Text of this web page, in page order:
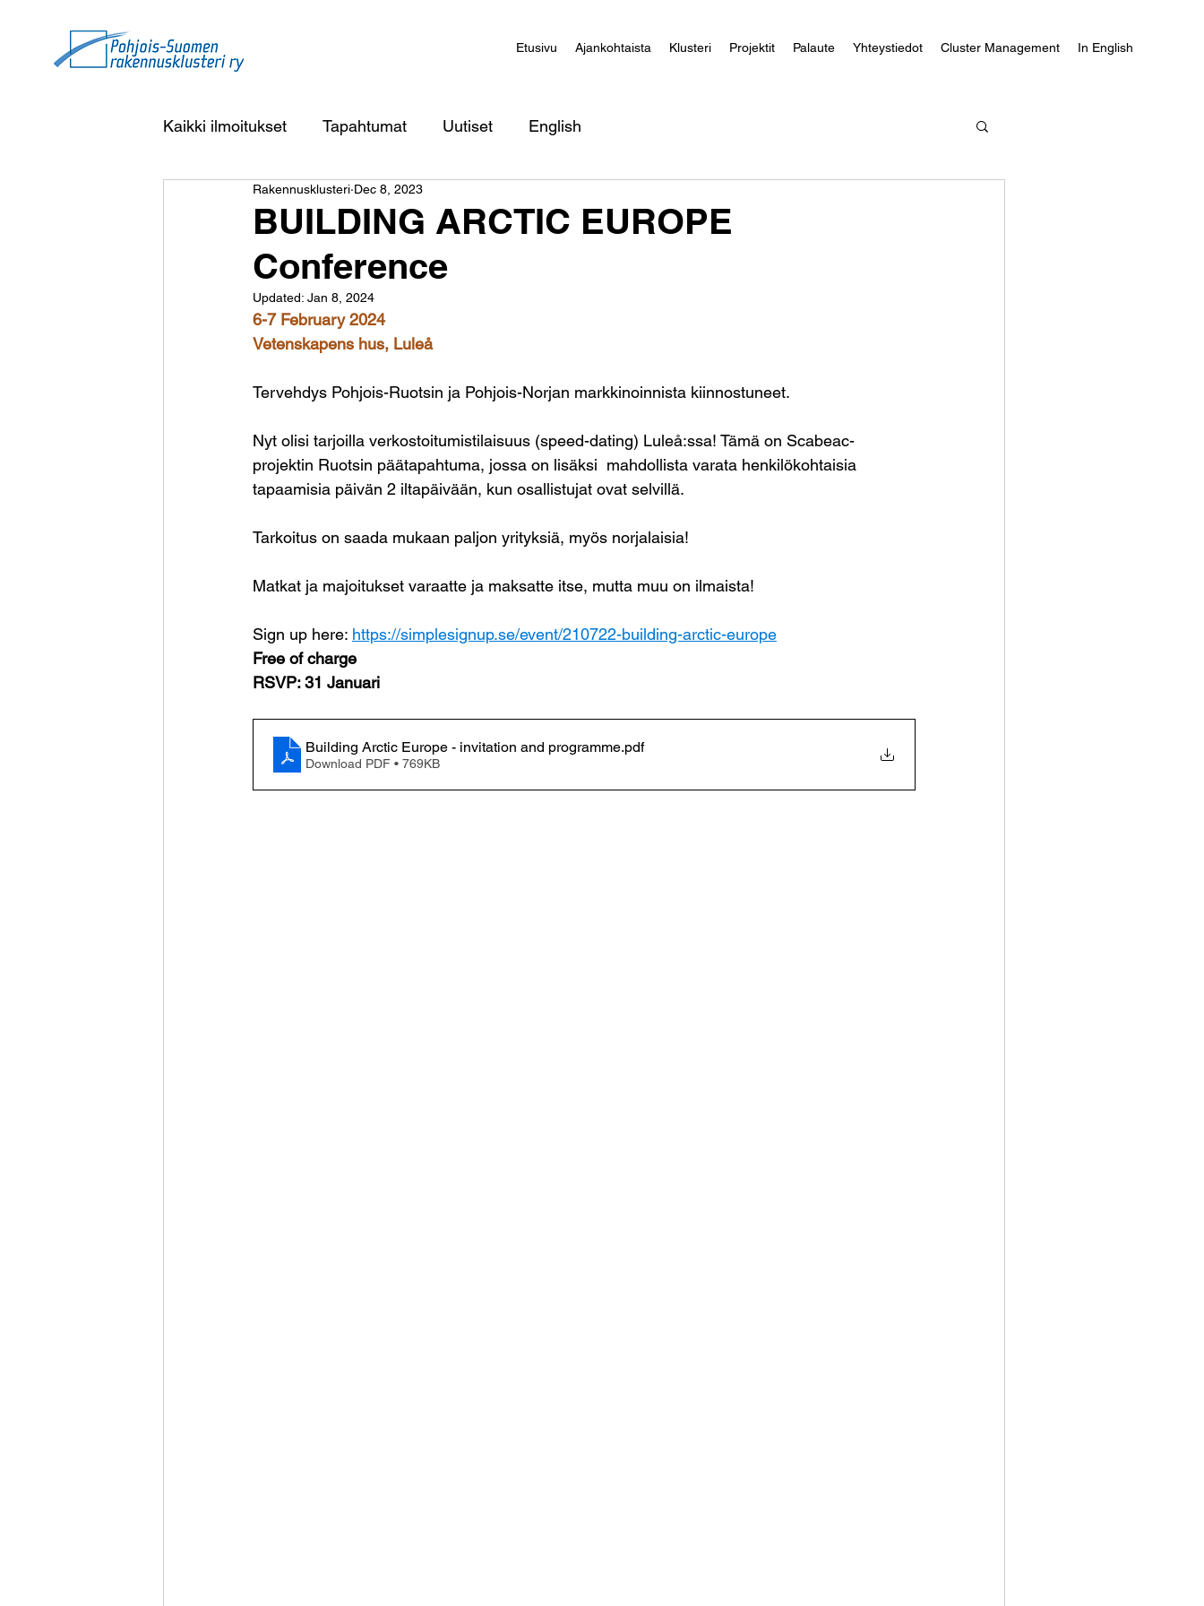
Etusivu Ajankohtaista Klusteri Projektit Palaute Yhteystiedot Cluster Management In English
Kaikki ilmoitukset Tapahtumat Uutiset English
BUILDING ARCTIC EUROPE
Conference
Rakennusklusteri Dec 8, 2023
Updated: Jan 8, 2024
6-7 February 2024
Vetenskapens hus, Luleå
Tervehdys Pohjois-Ruotsin ja Pohjois-Norjan markkinoinnista kiinnostuneet.
Nyt olisi tarjoilla verkostoitumistilaisuus (speed-dating) Luleå:ssa! Tämä on Scabeac-
projektin Ruotsin päätapahtuma, jossa on lisäksi  mahdollista varata henkilökohtaisia
tapaamisia päivän 2 iltapäivään, kun osallistujat ovat selvillä.
Tarkoitus on saada mukaan paljon yrityksiä, myös norjalaisia!
Matkat ja majoitukset varaatte ja maksatte itse, mutta muu on ilmaista!
Sign up here: https://simplesignup.se/event/210722-building-arctic-europe
Free of charge
RSVP: 31 Januari
Building Arctic Europe - invitation and programme.pdf
Download PDF • 769KB